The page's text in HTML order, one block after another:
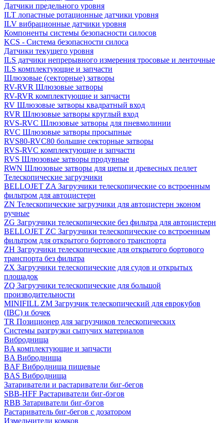
Датчики предельного уровня
ILT лопастные ротационные датчики уровня
ILV вибрационные датчики уровня
Компоненты системы безопасности силосов
KCS - Система безопасности силоса
Датчики текущего уровня
ILS датчики непрерывного измерения тросовые и ленточные
ILS комплектующие и запчасти
Шлюзовые (секторные) затворы
RV-RVR Шлюзовые затворы
RV-RVR комплектующие и запчасти
RV Шлюзовые затворы квадратный вход
RVR Шлюзовые затворы круглый вход
RVS-RVC Шлюзовые затворы для пневмолинии
RVC Шлюзовые затворы просыпные
RVS80-RVC80 большие секторные затворы
RVS-RVC комплектующие и запчасти
RVS Шлюзовые затворы продувные
RWN Шлюзовые затворы для щепы и древесных пеллет
Телескопические загрузчики
BELLOJET ZA Загрузчики телескопические со встроенным
фильтром для автоцистерн
ZN Телескопические загрузчики для автоцистерн эконом
ручные
ZG Загрузчики телескопические без фильтра для автоцистерн
BELLOJET ZC Загрузчики телескопические со встроенным
фильтром для открытого бортового транспорта
ZH Загрузчики телескопические для открытого бортового
транспорта без фильтра
ZX Загрузчики телескопические для судов и открытых
площадок
ZQ Загрузчики телескопические для большой
производительности
MINIFILL ZM Загрузчик телескопический для еврокубов
(IBC) и бочек
TR Позиционер для загрузчиков телескопических
Системы разгрузки сыпучих материалов
Виброднища
BA комплектующие и запчасти
BA Виброднища
BAF Виброднища пищевые
BAS Виброднища
Затариватели и растариватели биг-бегов
SBB-HFF Растариватели биг-бэгов
RBB Затариватели биг-бэгов
Растариватель биг-бегов с дозатором
Измельчители комков